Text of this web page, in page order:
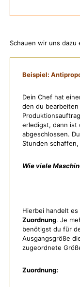
Schauen wir uns dazu
Beispiel:
Dein Chef hat
den du
erledigst, dann ist
abgeschlossen.
Stunden
Wie viele
Hierbei handelt es
Zuordnung. Je
benötigst du für
Ausgangsgröße
zugeordnete
Zuordnung: